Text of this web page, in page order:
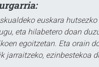
euskara
eta hilabetero doan
egoitzetan. Eta orain
jarraitzeko, ezinbestekoa